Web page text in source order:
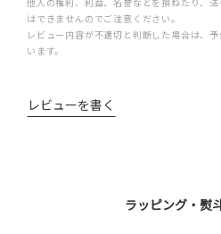
はできませんのでご注意ください。
レビュー内容が不適切と判断した場合は、
います。
レビューを書く
ラッピング・熨